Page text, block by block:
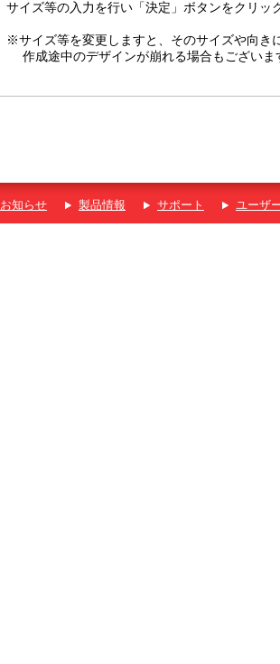
サイズ等の入力を行い「決定」ボタンをクリッ
※サイズ等を変更しますと、そのサイズや向き
作成途中のデザインが崩れる場合もございま
お知らせ 製品情報 サポート ユーザ